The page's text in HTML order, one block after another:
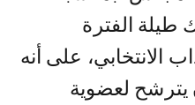
طيلة الفترة
الانتخابي، على أنه
يترشح لعضوية